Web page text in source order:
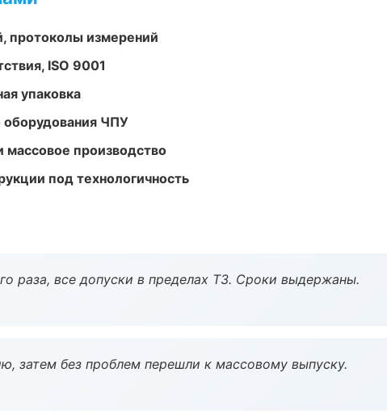
протоколы измерений
ISO 9001
упаковка
оборудования ЧПУ
массовое производство
под технологичность
раза, все допуски в пределах ТЗ. Сроки выдержаны.
затем без проблем перешли к массовому выпуску.